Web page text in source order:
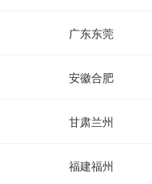
广东东莞
安徽合肥
甘肃兰州
福建福州